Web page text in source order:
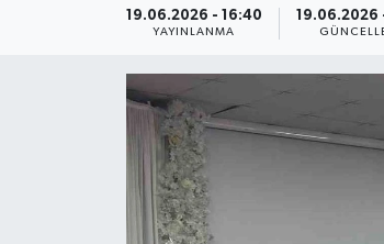
19.06.2026 - 16:40
YAYINLANMA
19.06.2026
Son Dakika Haberleri
Haber Arşivi